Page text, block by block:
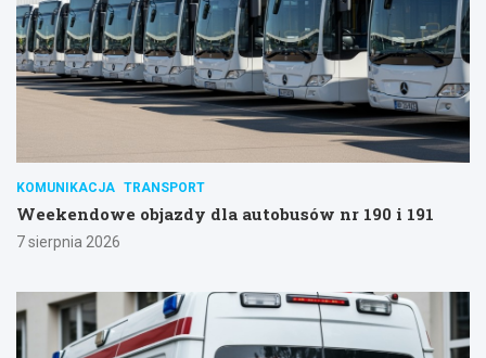
KOMUNIKACJA TRANSPORT
Weekendowe objazdy dla autobusów nr 190 i 191
7 sierpnia 2026